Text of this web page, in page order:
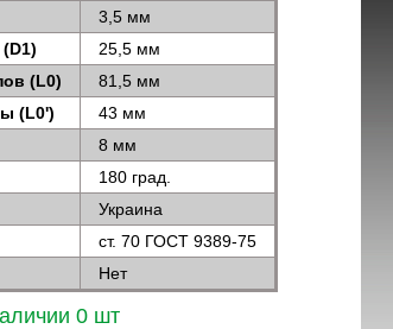
3,5 мм
25,5 мм
(L0)
81,5 мм
(L0')
43 мм
8 мм
180 град.
Украина
ст. 70 ГОСТ 9389-75
Нет
0 шт